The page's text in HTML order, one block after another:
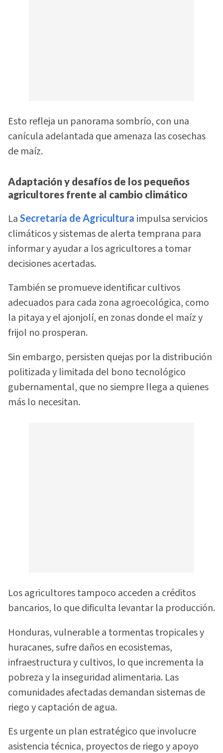
Esto refleja un panorama sombrío, con una
canícula adelantada que amenaza las cosechas
de maíz.
Adaptación y desafíos de los pequeños
agricultores frente al cambio climático
La Secretaría de Agricultura impulsa servicios
climáticos y sistemas de alerta temprana para
informar y ayudar a los agricultores a tomar
decisiones acertadas.
También se promueve identificar cultivos
adecuados para cada zona agroecológica, como
la pitaya y el ajonjolí, en zonas donde el maíz y
frijol no prosperan.
Sin embargo, persisten quejas por la distribución
politizada y limitada del bono tecnológico
gubernamental, que no siempre llega a quienes
más lo necesitan.
Los agricultores tampoco acceden a créditos
bancarios, lo que dificulta levantar la producción.
Honduras, vulnerable a tormentas tropicales y
huracanes, sufre daños en ecosistemas,
infraestructura y cultivos, lo que incrementa la
pobreza y la inseguridad alimentaria. Las
comunidades afectadas demandan sistemas de
riego y captación de agua.
Es urgente un plan estratégico que involucre
asistencia técnica, proyectos de riego y apoyo